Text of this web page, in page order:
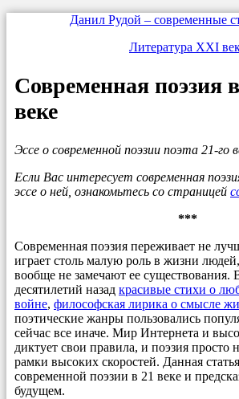
Данил Рудой – современные
Литература XXI
Современная поэзия
веке
Эссе о современной поэзии поэта 21-го
Если Вас интересует современная
эссе о ней, ознакомьтесь со страницей
***
Современная поэзия переживает не
играет столь малую роль в жизни
вообще не замечают ее существования.
десятилетий назад красивые стихи о
войне, философская лирика о смысле
поэтические жанры пользовались
сейчас все иначе. Мир Интернета и
диктует свои правила, и поэзия просто
рамки высоких скоростей. Данная
современной поэзии в 21 веке и
будущем.